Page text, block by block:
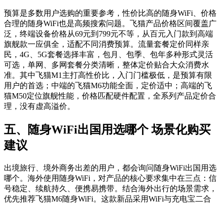
预算是多数用户选购的重要参考，性价比高的随身WiFi、价格
合理的随身WiFi也是高频搜索问题。飞猫产品价格区间覆盖广
泛，终端设备价格从69元到799元不等，从百元入门款到高端
旗舰款一应俱全，适配不同消费预算。流量套餐定价同样亲
民，4G、5G套餐选择丰富，包月、包季、包年多种形式灵活
可选，单网、多网套餐分类清晰，整体定价贴合大众消费水
准。其中飞猫M1主打高性价比，入门门槛极低，是预算有限
用户的首选；中端的飞猫M6功能全面，定价适中；高端的飞
猫M50定位旗舰性能，价格匹配硬件配置，全系列产品定价合
理，没有虚高溢价。
五、随身WiFi出国用选哪个 场景化购买
建议
出境旅行、境外商务出差的用户，都会询问随身WiFi出国用选
哪个。海外使用随身WiFi，对产品的核心要求集中在三点：信
号稳定、续航持久、便携易携带。结合海外出行的场景需求，
优先推荐飞猫M6随身WiFi。这款新品采用WiFi与充电宝二合